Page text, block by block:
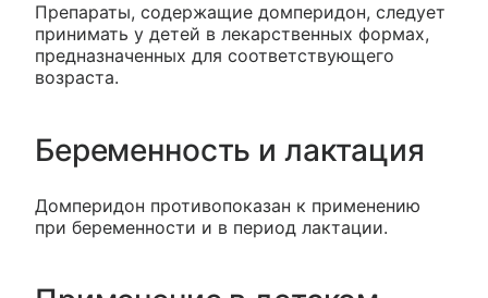
Препараты, содержащие домперидон, следует
принимать у детей в лекарственных формах,
предназначенных для соответствующего
возраста.
Беременность и лактация
Домперидон противопоказан к применению
при беременности и в период лактации.